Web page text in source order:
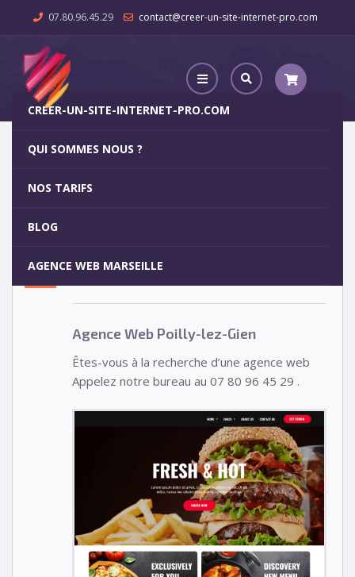
07.80.96.45.29 contact@creer-un-site-internet-pro.com
CREER-UN-SITE-INTERNET-PRO.COM
QUI SOMMES NOUS ?
NOS TARIFS
BLOG
AGENCE WEB MARSEILLE
Agence Web Poilly-lez-Gien
5
Votre site internet pour 29€
Agence Web Poilly-lez-Gien
Êtes-vous à la recherche d’une agence web
Appelez notre bureau au 07 80 96 45 29 .